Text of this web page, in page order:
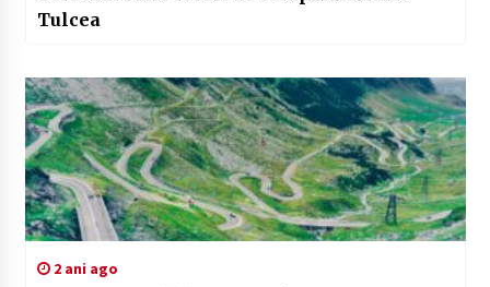
Tulcea
2 ani ago